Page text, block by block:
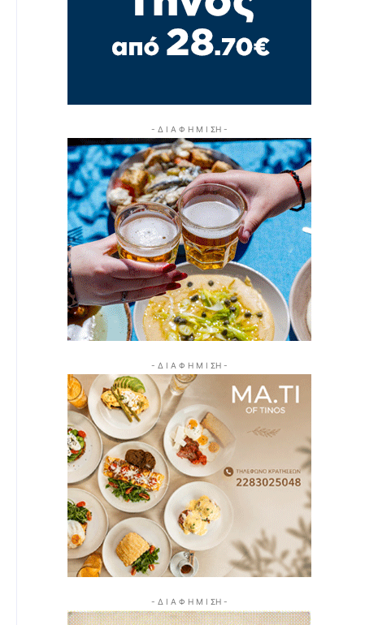
- Δ Ι Α Φ Η Μ Ι ΣΗ -
- Δ Ι Α Φ Η Μ Ι ΣΗ -
- Δ Ι Α Φ Η Μ Ι ΣΗ -